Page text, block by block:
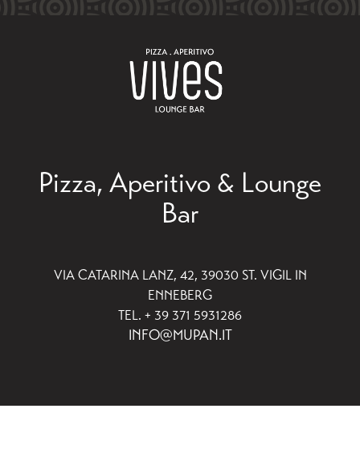
Pizza, Aperitivo & Lounge
Bar
VIA CATARINA LANZ, 42, 39030 ST. VIGIL IN
ENNEBERG
TEL. + 39 371 5931286
INFO@MUPAN.IT